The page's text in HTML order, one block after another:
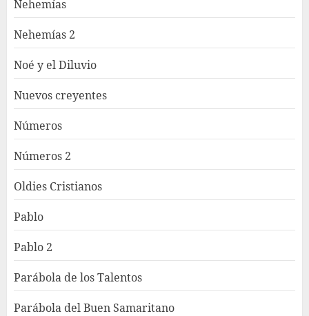
Nehemías
Nehemías 2
Noé y el Diluvio
Nuevos creyentes
Números
Números 2
Oldies Cristianos
Pablo
Pablo 2
Parábola de los Talentos
Parábola del Buen Samaritano